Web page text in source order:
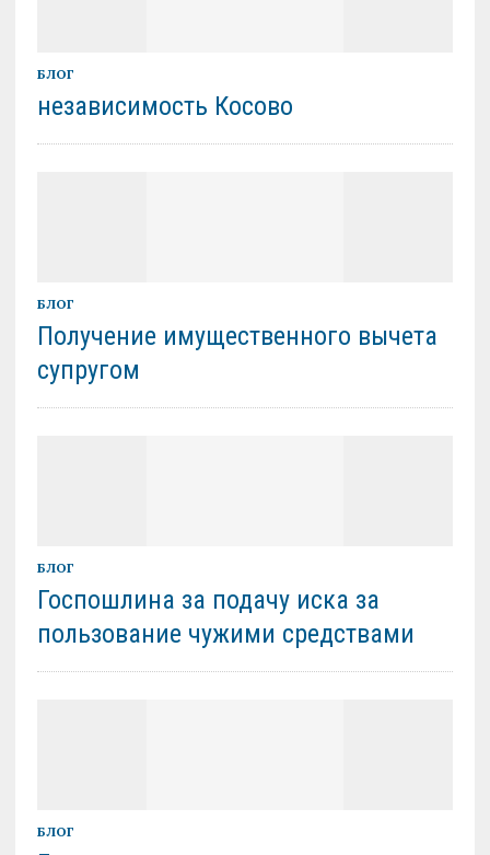
БЛОГ
независимость Косово
БЛОГ
Получение имущественного вычета
супругом
БЛОГ
Госпошлина за подачу иска за
пользование чужими средствами
БЛОГ